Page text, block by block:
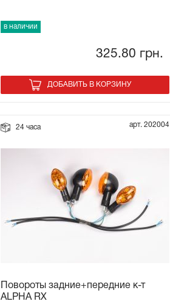
в наличии
325.80 грн.
ДОБАВИТЬ В КОРЗИНУ
24 часа арт. 202004
Повороты задние+передние к-т
ALPHA RX